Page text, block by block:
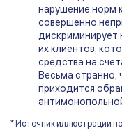
нарушение норм
совершенно
дискриминирует
их клиентов,
средства на
Весьма странно,
приходится
* Источник иллюстрации